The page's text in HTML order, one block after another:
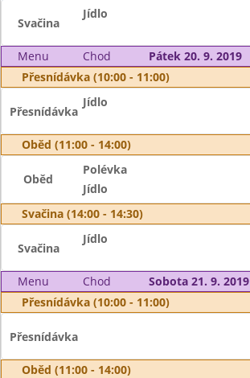
Svačina
Jídlo
Menu Chod
Pátek 20. 9. 2019
Přesnídávka (10:00 - 11:00)
Přesnídávka
Jídlo
Oběd (11:00 - 14:00)
Oběd
Polévka
Jídlo
Svačina (14:00 - 14:30)
Svačina
Jídlo
Menu Chod
Sobota 21. 9. 2019
Přesnídávka (10:00 - 11:00)
Přesnídávka
Oběd (11:00 - 14:00)